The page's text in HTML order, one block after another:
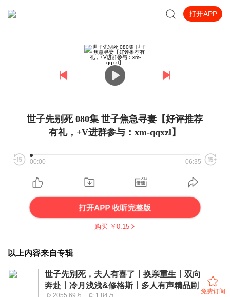
打开APP
世子先别死 080集 世子焦急寻妻【好评推荐
有礼，+V进群参与：xm-qqxzl】
00:00 06:35
打开APP 收听完整版
购买 ￥ 0.15
以上内容来自专辑
世子先别死，夫人有喜了丨换亲重生丨双向
奔赴丨冷月浅浅&修格斯丨多人有声精品剧
2055.69万 1.84万
免费订阅